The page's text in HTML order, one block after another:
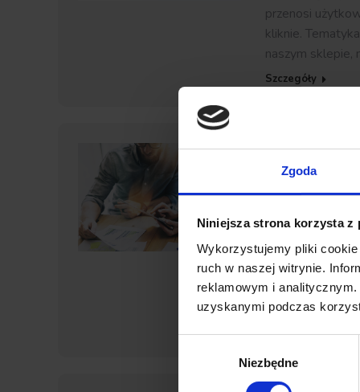
Zgoda
Niniejsza strona korzysta z
Wykorzystujemy pliki
ruch w naszej witrynie.
reklamowym i
uzyskanymi podczas
Niezbędne
przenosi
kliknie.
naszym sklepie,
Szczegóły
5
PushAd blog
internetowej jest
opuszczeniu. Z
nawigacja czy
wszelkie
zachowań